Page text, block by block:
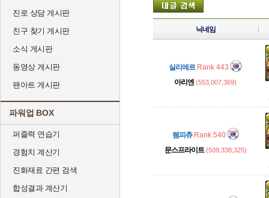
진로 상담 게시판
친구 찾기 게시판
소식 게시판
동영상 게시판
팬아트 게시판
파워업 BOX
퍼즐력 연습기
경험치 계산기
진화재료 간편 검색
합성결과 계산기
닉네임
실리에르 Rank 443
아리엔 (553,007,369)
렘피츄 Rank 540
문스프라이트 (509,338,325)